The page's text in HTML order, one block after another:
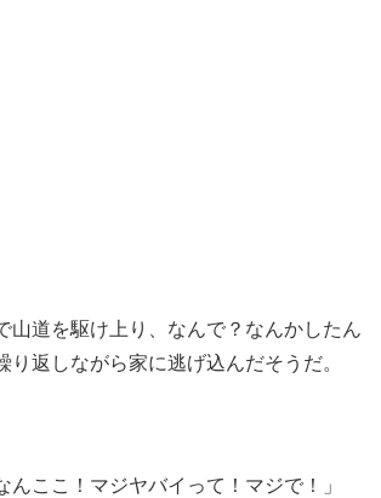
山道を駆け上り、なんで？なんかしたん
り返しながら家に逃げ込んだそうだ。
んここ！マジヤバイって！マジで！」